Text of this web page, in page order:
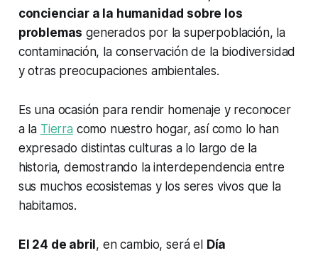
concienciar a la humanidad sobre los
problemas generados por la superpoblación, la
contaminación, la conservación de la biodiversidad
y otras preocupaciones ambientales.
Es una ocasión para rendir homenaje y reconocer
a la Tierra como nuestro hogar, así como lo han
expresado distintas culturas a lo largo de la
historia, demostrando la interdependencia entre
sus muchos ecosistemas y los seres vivos que la
habitamos.
El 24 de abril, en cambio, será el Día